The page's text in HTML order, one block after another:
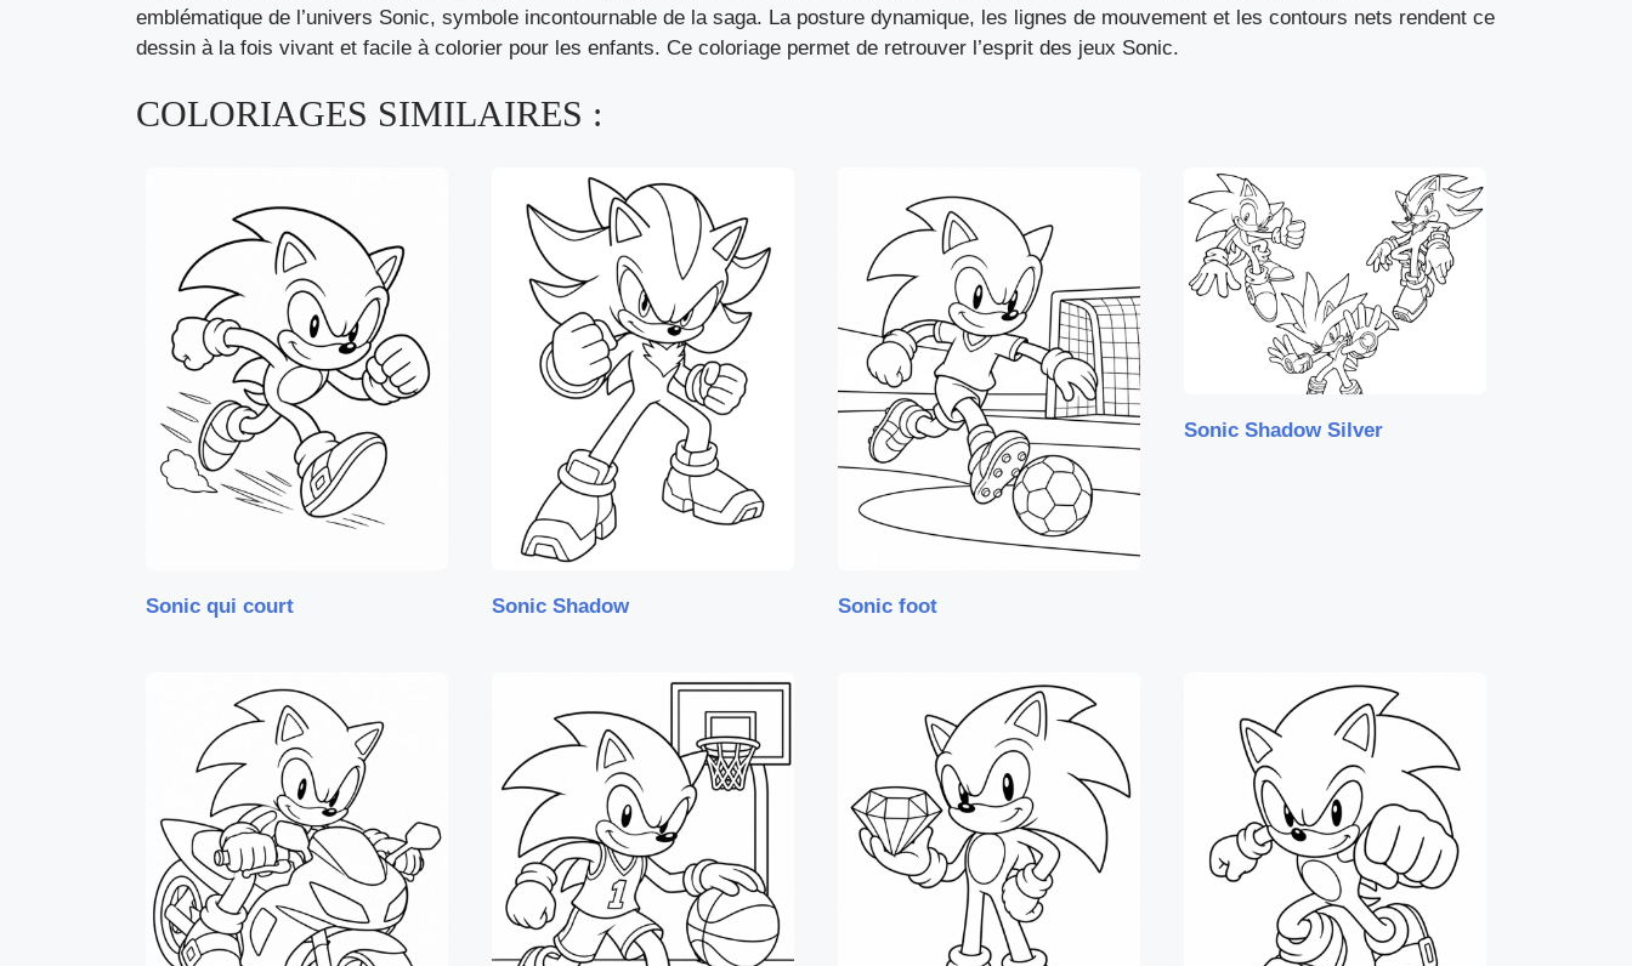
emblématique de l’univers Sonic, symbole incontournable de la saga. La posture dynamique, les lignes de mouvement et les contours nets rendent ce
dessin à la fois vivant et facile à colorier pour les enfants. Ce coloriage permet de retrouver l’esprit des jeux Sonic.
COLORIAGES SIMILAIRES :
Sonic qui court Sonic Shadow Sonic foot
Sonic Shadow Silver